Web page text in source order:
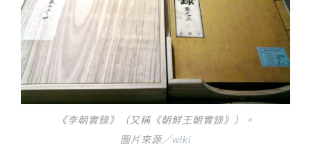
《李朝實錄》（又稱《朝鮮王朝實錄》）。
圖片來源／wiki